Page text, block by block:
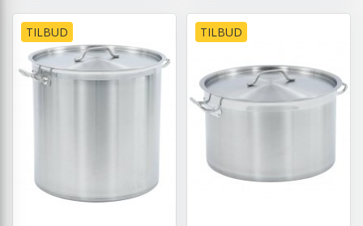
TILBUD TILBUD